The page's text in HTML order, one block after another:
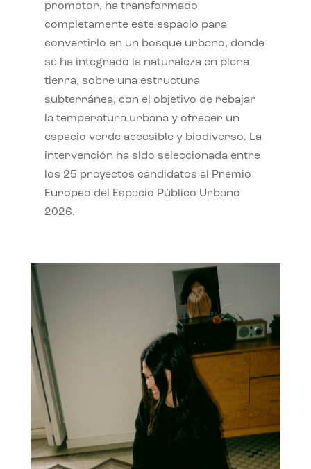
promotor, ha transformado
completamente este espacio para
convertirlo en un bosque urbano, donde
se ha integrado la naturaleza en plena
tierra, sobre una estructura
subterránea, con el objetivo de rebajar
la temperatura urbana y ofrecer un
espacio verde accesible y biodiverso. La
intervención ha sido seleccionada entre
los 25 proyectos candidatos al Premio
Europeo del Espacio Público Urbano
2026.